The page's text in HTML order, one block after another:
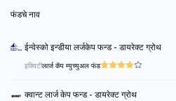
फंडचे नाव
ईन्वेस्को इन्डीया लर्जकेप फन्ड - डायरेक्ट ग्रोथ
इक्विटीलार्ज कॅप म्युच्युअल फंड
क्वान्ट लार्ज केप फन्ड - डायरेक्ट ग्रोथ